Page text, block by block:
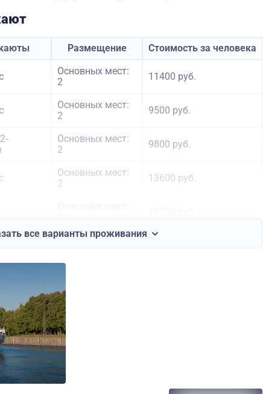
Размещение Стоимость за человека
Основных мест:
2
11400 руб.
Основных мест:
2
9500 руб.
Основных мест:
2
9800 руб.
Основных мест:
2
13600 руб.
Основных мест:
все варианты проживания